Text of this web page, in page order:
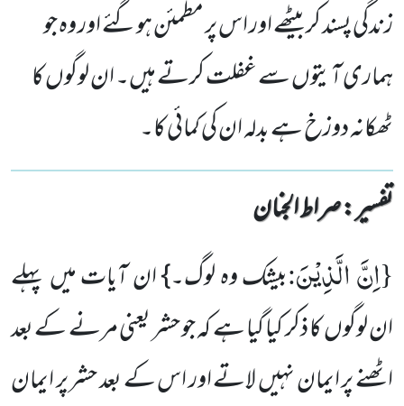
زندگی پسند کر بیٹھے اور اس پر مطمئن ہوگئے اور وہ جو
ہماری آیتوں سے غفلت کرتے ہیں۔ ان لوگوں کا
ٹھکانہ دوزخ ہے بدلہ ان کی کمائی کا۔
تفسیر : ‎صراط الجنان
{اِنَّ الَّذِیْنَ:بیشک وہ لوگ۔} ان آیات میں پہلے
ان لوگوں کا ذکر کیا گیا ہے کہ جو حشر یعنی مرنے کے بعد
اٹھنے پر ایمان نہیں لاتے اور اس کے بعد حشر پر ایمان